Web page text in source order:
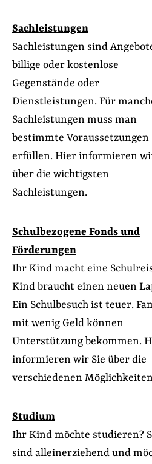
Sachleistungen
Sachleistungen sind
billige oder kostenlose
Gegenstände oder
Dienstleistungen. Für
Sachleistungen muss man
bestimmte Voraussetzungen
erfüllen. Hier informieren
über die wichtigsten
Sachleistungen.
Schulbezogene Fonds und
Förderungen
Ihr Kind macht eine
Kind braucht einen neuen
Ein Schulbesuch ist teuer.
mit wenig Geld können
Unterstützung bekommen.
informieren wir Sie über die
verschiedenen
Studium
Ihr Kind möchte studieren?
sind alleinerziehend und